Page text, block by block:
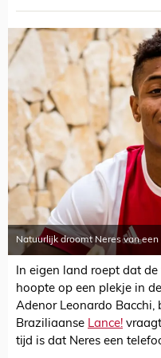
Natuurlijk droomt Neres van
In eigen land roept dat
hoopte op een plekje in
Adenor Leonardo Bacchi,
Braziliaanse Lance!
tijd is dat Neres een